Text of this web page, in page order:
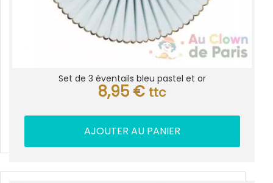
Set de 3 éventails bleu pastel et or
8,95 € ttc
AJOUTER AU PANIER